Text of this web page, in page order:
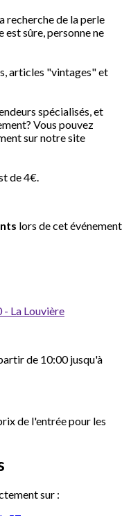
recherche de la perle
est sûre, personne ne
articles "vintages" et
spécialisés, et
Vous pouvez
sur notre site
de 4€.
lors de cet événement
- La Louvière
de 10:00 jusqu'à
de l'entrée pour les
sur :